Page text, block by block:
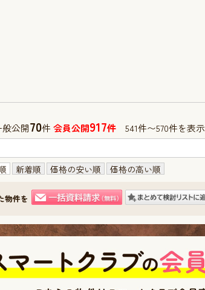
公開70件会員公開917件 541件〜570件を表示
新着順 価格の安い順 価格の高い順
物件を